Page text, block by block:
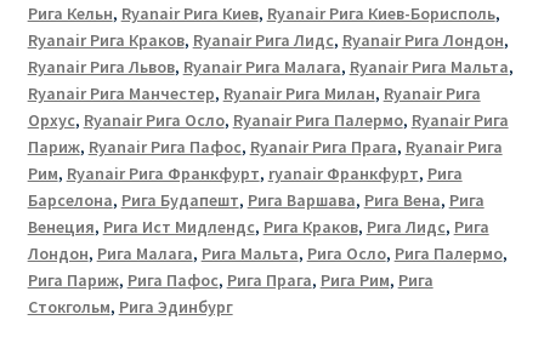
Рига Кельн, Ryanair Рига Киев, Ryanair Рига Киев-Борисполь,
Ryanair Рига Краков, Ryanair Рига Лидс, Ryanair Рига Лондон,
Ryanair Рига Львов, Ryanair Рига Малага, Ryanair Рига Мальта,
Ryanair Рига Манчестер, Ryanair Рига Милан, Ryanair Рига
Орхус, Ryanair Рига Осло, Ryanair Рига Палермо, Ryanair Рига
Париж, Ryanair Рига Пафос, Ryanair Рига Прага, Ryanair Рига
Рим, Ryanair Рига Франкфурт, ryanair Франкфурт, Рига
Барселона, Рига Будапешт, Рига Варшава, Рига Вена, Рига
Венеция, Рига Ист Мидлендс, Рига Краков, Рига Лидс, Рига
Лондон, Рига Малага, Рига Мальта, Рига Осло, Рига Палермо,
Рига Париж, Рига Пафос, Рига Прага, Рига Рим, Рига
Стокгольм, Рига Эдинбург